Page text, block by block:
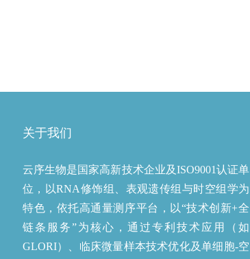
关于我们
云序生物是国家高新技术企业及ISO9001认证单
位，以RNA修饰组、表观遗传组与时空组学为
特色，依托高通量测序平台，以“技术创新+全
链条服务”为核心，通过专利技术应用（如
GLORI）、临床微量样本技术优化及单细胞-空